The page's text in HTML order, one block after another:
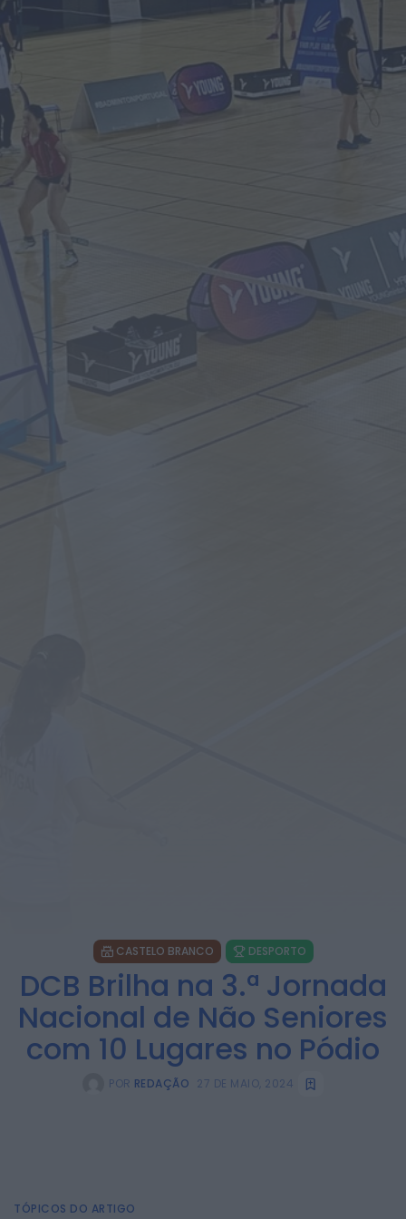
Notícias de Águeda
Paróquias de Lamas, Trofa e Segadães
divulgam celebrações religiosas para a
semana...
HOJE, 10:31
Notícias de Águeda
Viagem Medieval fecha 30.ª edição com
Adolescente de 16 anos alvo de alegados
abusos durante sessão de cinema...
Última Hora Mundial FM
Volta a Portugal chega hoje a Águeda
com camisola amarela em jogo...
HOJE, 0:42
Também em:
CASTELO BRANCO DESPORTO
DCB Brilha na 3.ª Jornada
Nacional de Não Seniores
com 10 Lugares no Pódio
POR REDAÇÃO 27 DE MAIO, 2024
TÓPICOS DO ARTIGO